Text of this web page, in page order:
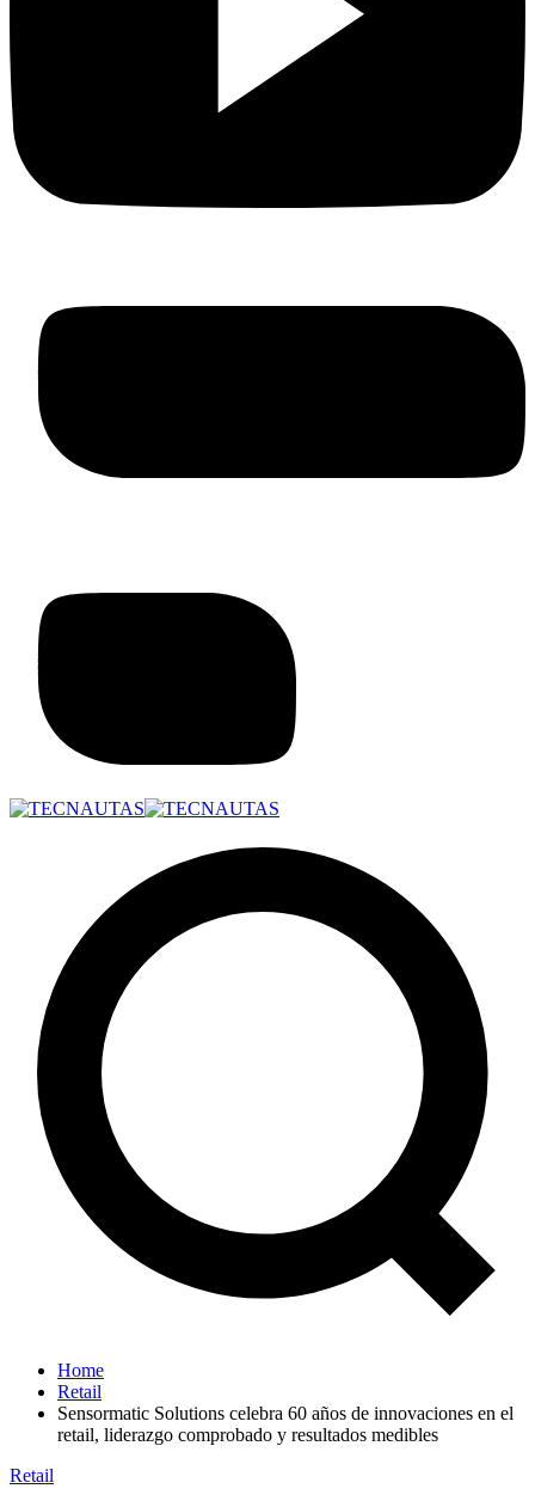
Home
Retail
Sensormatic Solutions celebra 60 años de innovaciones en el
retail, liderazgo comprobado y resultados medibles
Retail